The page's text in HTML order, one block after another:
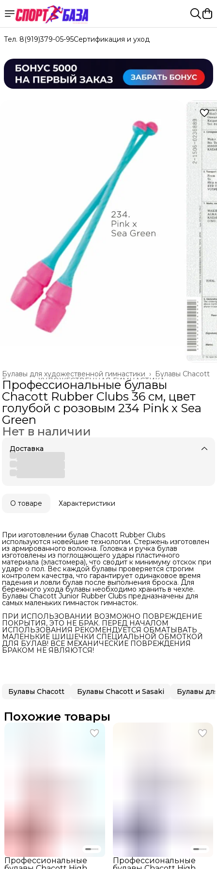
Тел. 8(919)379-05-95Сертификация и уход
Булавы Chacott
Булавы для художественной гимнастики ›
ХУДОЖЕСТВЕННАЯ ГИМНАСТИКА
Главная ›
Профессиональные булавы
Chacott Rubber Clubs 36 см, цвет
голубой с розовым 234 Pink x Sea
Green
Нет в наличии
Доставка
О товаре Характеристики
При изготовлении булав Chacott Rubber Clubs
используются новейшие технологии. Стержень изготовлен
из армированного волокна. Головка и ручка булав
изготовлены из поглощающего удары пластичного
материала (эластомера), что сводит к минимуму отскок при
ударе о пол. Вес каждой булавы проверяется строгим
контролем качества, что гарантирует одинаковое время
падения и ловли булав после выполнения броска. Для
бережного ухода булавы необходимо хранить в чехле.
Булавы Chacott Junior Rubber Clubs предназначены для
самых маленьких гимнасток гимнасток.
ПРИ ИСПОЛЬЗОВАНИИ ВОЗМОЖНО ПОВРЕЖДЕНИЕ
ПОКРЫТИЯ, ЭТО НЕ БРАК. ПЕРЕД НАЧАЛОМ
ИСПОЛЬЗОВАНИЯ РЕКОМЕНДУЕТСЯ ОБМАТЫВАТЬ
МАЛЕНЬКИЕ ШИШЕЧКИ СПЕЦИАЛЬНОЙ ОБМОТКОЙ
ДЛЯ БУЛАВ! ВСЕ МЕХАНИЧЕСКИЕ ПОВРЕЖДЕНИЯ
БРАКОМ НЕ ЯВЛЯЮТСЯ!
Булавы Chacott Булавы Chacott и Sasaki
Похожие товары
Профессиональные
Профессиональные